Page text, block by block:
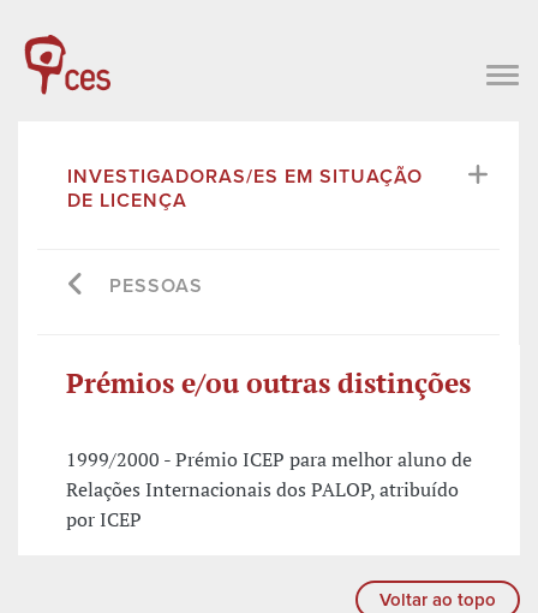
INVESTIGADORAS/ES EM SITUAÇÃO
DE LICENÇA
PESSOAS
Prémios e/ou outras distinções
1999/2000 - Prémio ICEP para melhor aluno de
Relações Internacionais dos PALOP, atribuído
por ICEP
Voltar ao topo